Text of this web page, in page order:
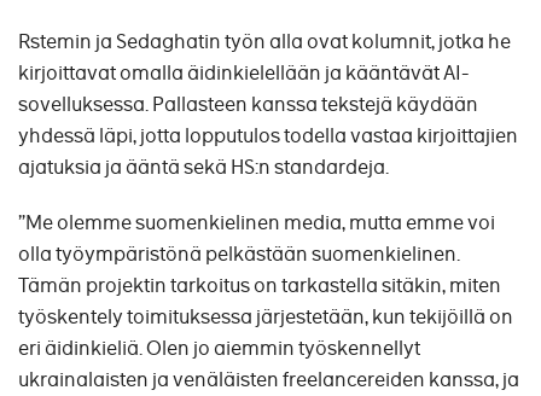
Rstemin ja Sedaghatin työn alla ovat kolumnit, jotka he
kirjoittavat omalla äidinkielellään ja kääntävät AI-
sovelluksessa. Pallasteen kanssa tekstejä käydään
yhdessä läpi, jotta lopputulos todella vastaa kirjoittajien
ajatuksia ja ääntä sekä HS:n standardeja.
”Me olemme suomenkielinen media, mutta emme voi
olla työympäristönä pelkästään suomenkielinen.
Tämän projektin tarkoitus on tarkastella sitäkin, miten
työskentely toimituksessa järjestetään, kun tekijöillä on
eri äidinkieliä. Olen jo aiemmin työskennellyt
ukrainalaisten ja venäläisten freelancereiden kanssa, ja